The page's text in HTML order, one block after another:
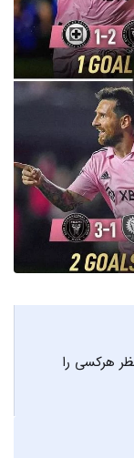
هرکسی را